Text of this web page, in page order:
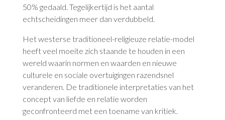
50% gedaald. Tegelijkertijd is het aantal
echtscheidingen meer dan verdubbeld.
Het westerse traditioneel-religieuze relatie-model
heeft veel moeite zich staande te houden in een
wereld waarin normen en waarden en nieuwe
culturele en sociale overtuigingen razendsnel
veranderen. De traditionele interpretaties van het
concept van liefde en relatie worden
geconfronteerd met een toename van kritiek.